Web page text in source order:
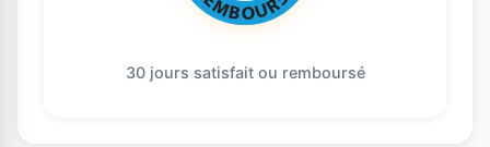
30 jours satisfait ou remboursé